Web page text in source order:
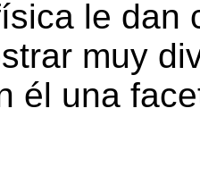
le dan
muy
él una